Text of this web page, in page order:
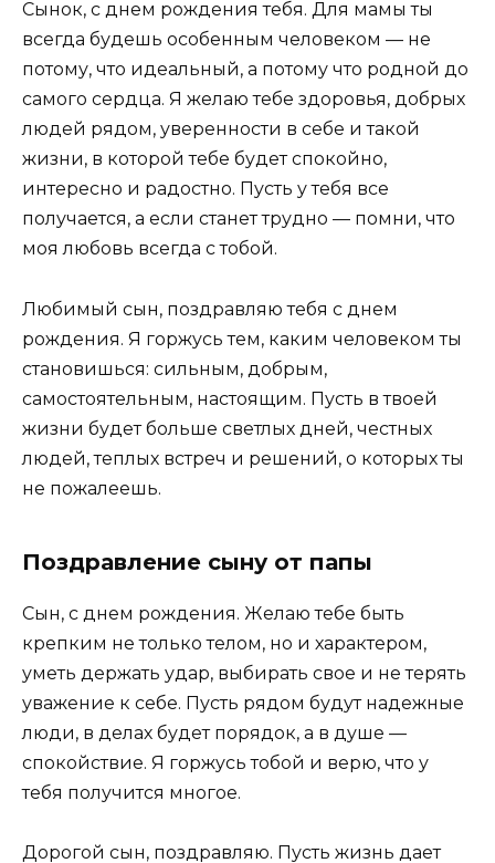
Сынок, с днем рождения тебя. Для мамы ты
всегда будешь особенным человеком — не
потому, что идеальный, а потому что родной до
самого сердца. Я желаю тебе здоровья, добрых
людей рядом, уверенности в себе и такой
жизни, в которой тебе будет спокойно,
интересно и радостно. Пусть у тебя все
получается, а если станет трудно — помни, что
моя любовь всегда с тобой.
Любимый сын, поздравляю тебя с днем
рождения. Я горжусь тем, каким человеком ты
становишься: сильным, добрым,
самостоятельным, настоящим. Пусть в твоей
жизни будет больше светлых дней, честных
людей, теплых встреч и решений, о которых ты
не пожалеешь.
Поздравление сыну от папы
Сын, с днем рождения. Желаю тебе быть
крепким не только телом, но и характером,
уметь держать удар, выбирать свое и не терять
уважение к себе. Пусть рядом будут надежные
люди, в делах будет порядок, а в душе —
спокойствие. Я горжусь тобой и верю, что у
тебя получится многое.
Дорогой сын, поздравляю. Пусть жизнь дает